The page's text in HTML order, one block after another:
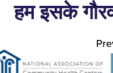
हम इसके